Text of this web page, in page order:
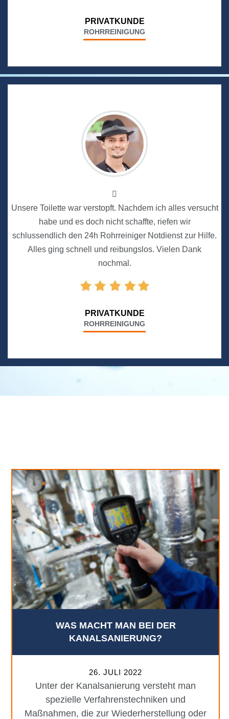
PRIVATKUNDE
ROHRREINIGUNG
Unsere Toilette war verstopft. Nachdem ich alles versucht
habe und es doch nicht schaffte, riefen wir
schlussendlich den 24h Rohrreiniger Notdienst zur Hilfe.
Alles ging schnell und reibungslos. Vielen Dank
nochmal.
PRIVATKUNDE
ROHRREINIGUNG
WAS MACHT MAN BEI DER
KANALSANIERUNG?
26. JULI 2022
Unter der Kanalsanierung versteht man
spezielle Verfahrenstechniken und
Maßnahmen, die zur Wiederherstellung oder